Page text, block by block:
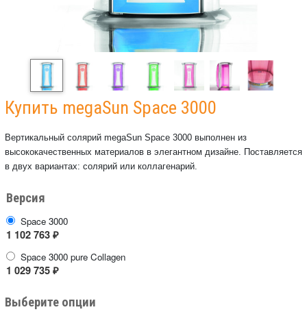
Купить megaSun Space 3000
Вертикальный солярий megaSun Space 3000 выполнен из
высококачественных материалов в элегантном дизайне. Поставляется
в двух вариантах: солярий или коллагенарий.
Версия
Space 3000
1 102 763 ₽
Space 3000 pure Collagen
1 029 735 ₽
Выберите опции